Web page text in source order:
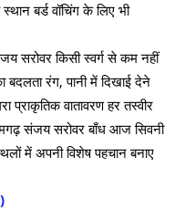
बर्ड वॉचिंग के लिए भी
सरोवर किसी स्वर्ग से कम नहीं
रंग, पानी में दिखाई देने
प्राकृतिक वातावरण हर तस्वीर
संजय सरोवर बाँध आज सिवनी
में अपनी विशेष पहचान बनाए